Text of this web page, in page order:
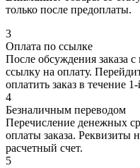
только после предоплаты.
3
Оплата по ссылке
После обсуждения заказа
ссылку на оплату.
оплатить заказ в течение
4
Безналичным переводом
Перечисление денежных
оплаты заказа. Реквизиты
расчетный счет.
5